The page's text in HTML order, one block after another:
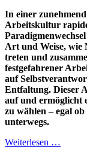
In einer
Arbeitskultur
Art und Weise, wie
treten und
festgefahrener
auf
Entfaltung. Dieser
auf und ermöglicht
zu wählen – egal
unterwegs.
Weiterlesen …